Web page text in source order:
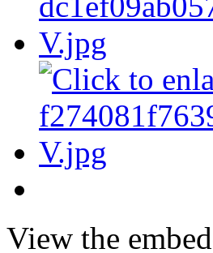
View the